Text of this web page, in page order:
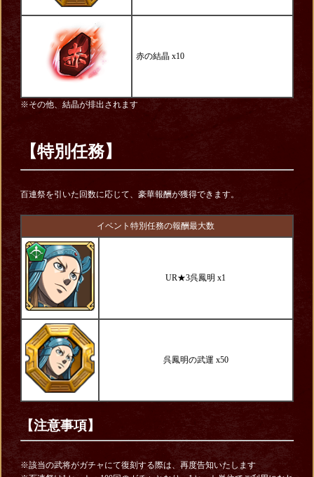
赤の結晶 x10
※その他、結晶が排出されます
【特別任務】
百連祭を引いた回数に応じて、豪華報酬が獲得できます。
イベント特別任務の報酬最大数
UR★3呉鳳明 x1
呉鳳明の武運 x50
【注意事項】
※該当の武将がガチャにて復刻する際は、再度告知いたします